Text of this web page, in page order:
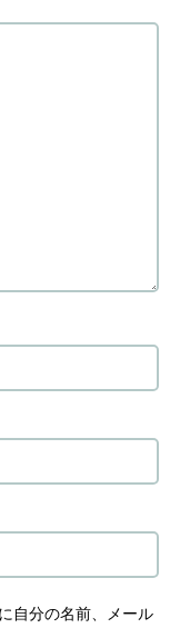
自分の名前、メール